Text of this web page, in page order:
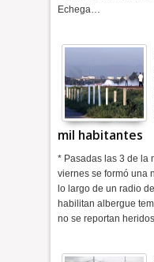
Echega…
mil habitantes
* Pasadas las 3 de la
viernes se formó una
lo largo de un radio
habilitan albergue
no se reportan